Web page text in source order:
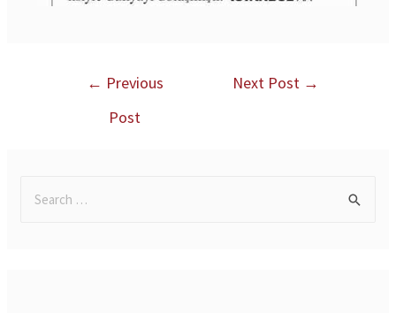
← Previous
Post
Next Post →